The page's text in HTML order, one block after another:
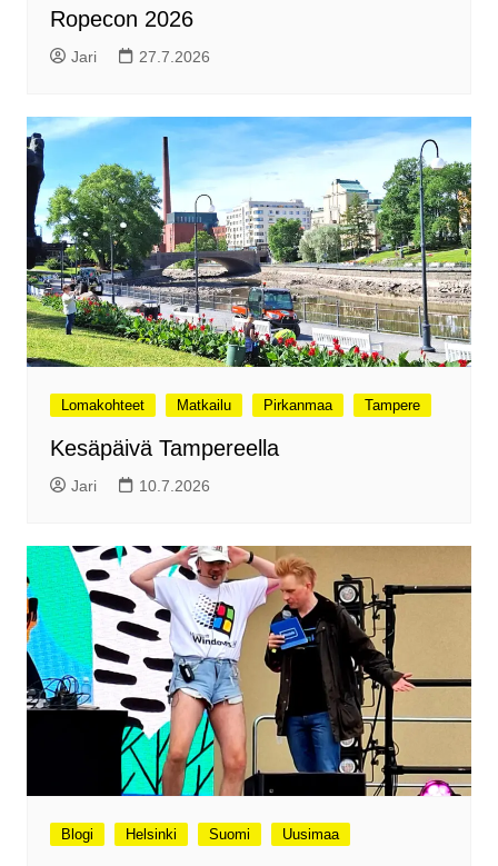
Ropecon 2026
Jari 27.7.2026
Lomakohteet Matkailu Pirkanmaa Tampere
Kesäpäivä Tampereella
Jari 10.7.2026
Blogi Helsinki Suomi Uusimaa